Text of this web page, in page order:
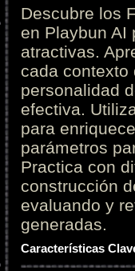
Descubre los
en Playbun AI
atractivas.
cada contexto
personalidad
efectiva.
para
parámetros
Practica con
construcción
evaluando y
generadas.
Características